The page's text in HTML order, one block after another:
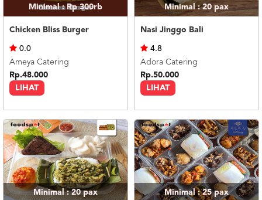
Minimal : Rp 300rb
Chicken Bliss Burger
LIHAT
0.0
Ameya Catering
Rp.48.000
Minimal : 20pax
Nasi Jinggo Bali
LIHAT
4.8
Adora Catering
Rp.50.000
Minimal : 20pax Minimal : 25pax